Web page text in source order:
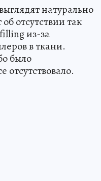
натурально
отсутствии так
из-за
в ткани.
было